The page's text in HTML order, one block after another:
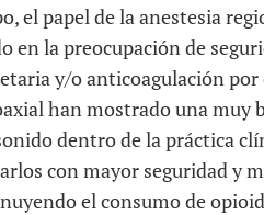
el papel de la anestesia
en la preocupación de
y/o anticoagulación por
han mostrado una muy
dentro de la práctica
con mayor seguridad y
el consumo de